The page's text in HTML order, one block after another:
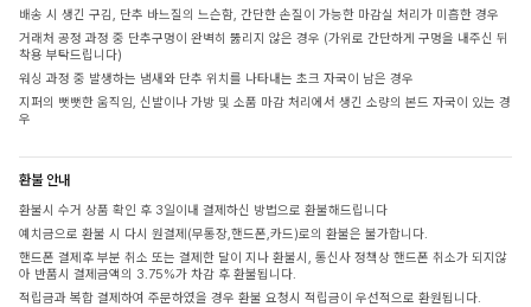
배송 시 생긴 구김, 단추 바느질의 느슨함, 간단한 손질이 가능한 마감실 처리가 미흡한 경우
거래처 공정 과정 중 단추구멍이 완벽히 뚫리지 않은 경우 (가위로 간단하게 구멍을 내주신 뒤
착용 부탁드립니다)
워싱 과정 중 발생하는 냄새와 단추 위치를 나타내는 초크 자국이 남은 경우
지퍼의 뻣뻣한 움직임, 신발이나 가방 및 소품 마감 처리에서 생긴 소량의 본드 자국이 있는 경
우
환불 안내
환불시 수거 상품 확인 후 3일이내 결제하신 방법으로 환불해드립니다
예치금으로 환불 시 다시 원결제(무통장,핸드폰,카드)로의 환불은 불가합니다.
핸드폰 결제후 부분 취소 또는 결제한 달이 지나 환불시, 통신사 정책상 핸드폰 취소가 되지않
아 반품시 결제금액의 3.75%가 차감 후 환불됩니다.
적립금과 복합 결제하여 주문하였을 경우 환불 요청시 적립금이 우선적으로 환원됩니다.